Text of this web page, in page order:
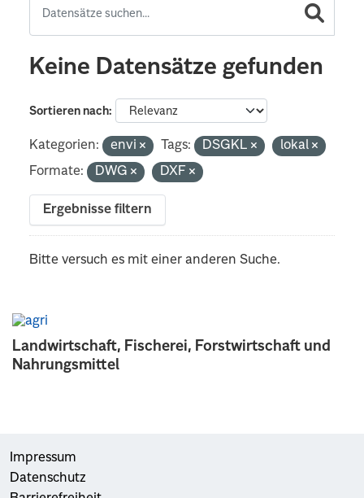
Landwirtschaft, Fischerei, Forstwirtschaft und
Nahrungsmittel
Keine Datensätze gefunden
Sortieren nach
Kategorien: envi Tags: DSGKL
lokal
Formate:
DWG DXF
Ergebnisse filtern
Bitte versuch es mit einer anderen Suche.
Impressum
Datenschutz